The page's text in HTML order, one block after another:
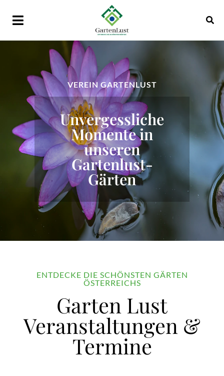
VEREIN GARTENLUST
Unvergessliche
Momente in
unseren
Gartenlust-
Gärten
VEREIN GARTENLUST
Nur keine Eile,
verweile
ENTDECKE DIE SCHÖNSTEN GÄRTEN
ÖSTERREICHS
Garten Lust
Veranstaltungen &
Termine